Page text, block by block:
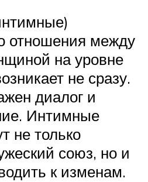
отношения между
на уровне
не сразу.
диалог и
Интимные
не только
союз, но и
к изменам.